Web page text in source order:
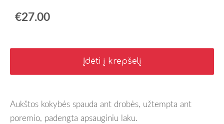
€27.00
Įdėti į krepšelį
Aukštos kokybės spauda ant drobės, užtempta ant
poremio, padengta apsauginiu laku.